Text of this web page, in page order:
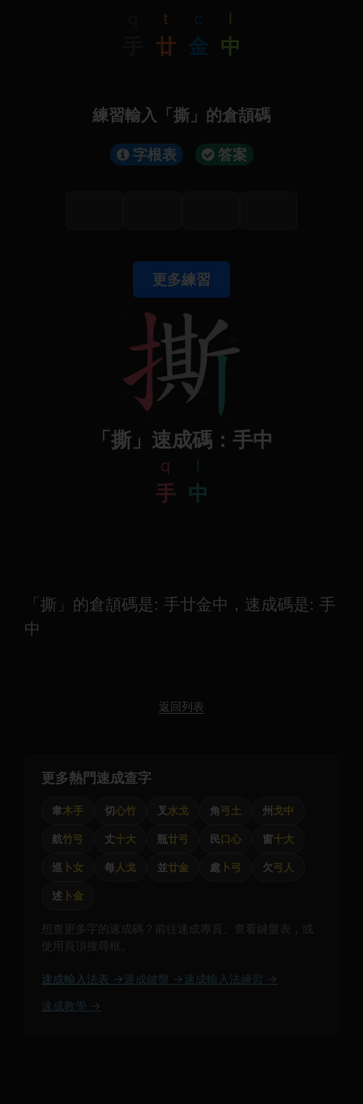
t
廿
c
金
l
中
練習輸入「撕」的倉頡碼
字根表 答案
更多練習
「撕」速成碼：手中
q
手
l
中
「撕」的倉頡碼是: 手廿金中，速成碼是: 手
中
返回列表
更多熱門速成查字
韋木手 切心竹 叉 水戈 角弓土 州 戈中
航竹弓 丈十大 瓶廿弓 民口心 窗十大
巡 卜女 每人戈 並廿金 處 卜弓 欠弓人
述 卜金
想查更多字的速成碼？前往速成專頁、查看鍵盤表，或
使用頁頂搜尋框。
速成輸入法表 → 速成鍵盤 → 速成輸入法練習 →
速成教學 →